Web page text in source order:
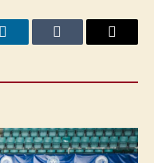
LinkedInTumblr Email